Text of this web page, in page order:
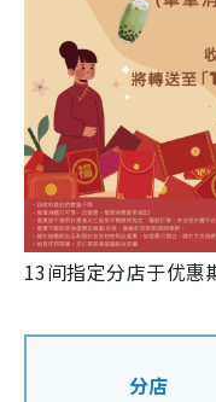
13间指定分店于优惠
分店